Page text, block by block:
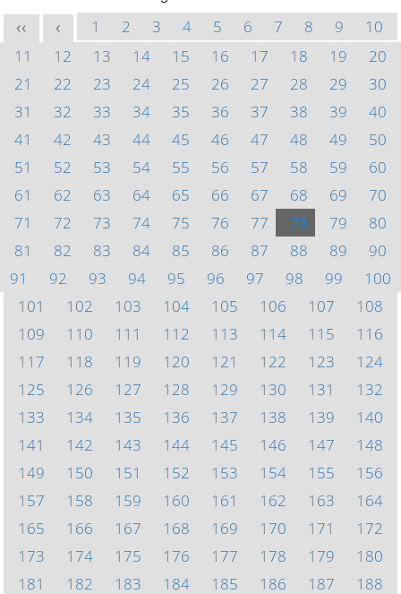
<< < 1 2 3 4 5 6 7 8 9
10
11
12 13 14 15 16 17 18 19
20
21
22 23 24 25 26 27 28 29
30
31
32 33 34 35 36 37 38 39
40
41
42 43 44 45 46 47 48 49
50
51
52 53 54 55 56 57 58 59
60
61
62 63 64 65 66 67 68 69
70
71
72 73 74 75 76 77 78 79
80
81
82 83 84 85 86 87 88 89
90
91
92 93 94 95 96 97 98 99
100
101
102 103 104 105 106 107
108
109
110 111 112 113 114 115
116
117
118 119 120 121 122 123
124
125
126 127 128 129 130 131
132
133
134 135 136 137 138 139
140
141
142 143 144 145 146 147
148
149
150 151 152 153 154 155
156
157
158 159 160 161 162 163
164
165
166 167 168 169 170 171
172
173
174 175 176 177 178 179
180
181
182 183 184 185 186 187
188